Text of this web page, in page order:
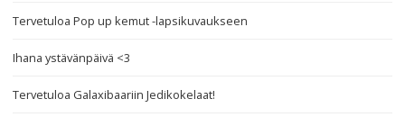
Tervetuloa Pop up kemut -lapsikuvaukseen
Ihana ystävänpäivä <3
Tervetuloa Galaxibaariin Jedikokelaat!